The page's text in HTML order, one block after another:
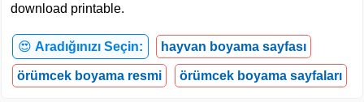
download printable.
😍 Aradığınızı Seçin: hayvan boyama sayfası
örümcek boyama resmi örümcek boyama sayfaları